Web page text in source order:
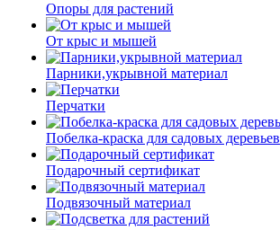
Опоры для растений
От крыс и мышей
Парники,укрывной материал
Перчатки
Побелка-краска для садовых деревьев
Подарочный сертификат
Подвязочный материал